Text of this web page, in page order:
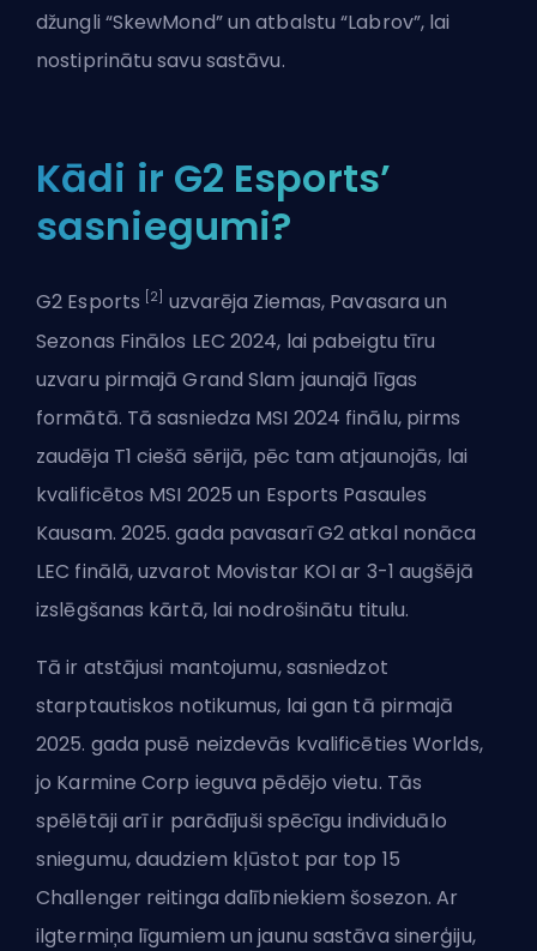
džungli “SkewMond” un atbalstu “Labrov”, lai
nostiprinātu savu sastāvu.
Kādi ir G2 Esports’
sasniegumi?
G2 Esports [2]
uzvarēja Ziemas, Pavasara un
Sezonas Finālos LEC 2024, lai pabeigtu tīru
uzvaru pirmajā Grand Slam jaunajā līgas
formātā. Tā sasniedza MSI 2024 finālu, pirms
zaudēja T1 ciešā sērijā, pēc tam atjaunojās, lai
kvalificētos MSI 2025 un Esports Pasaules
Kausam. 2025. gada pavasarī G2 atkal nonāca
LEC finālā, uzvarot Movistar KOI ar 3-1 augšējā
izslēgšanas kārtā, lai nodrošinātu titulu.
Tā ir atstājusi mantojumu, sasniedzot
starptautiskos notikumus, lai gan tā pirmajā
2025. gada pusē neizdevās kvalificēties Worlds,
jo Karmine Corp ieguva pēdējo vietu. Tās
spēlētāji arī ir parādījuši spēcīgu individuālo
sniegumu, daudziem kļūstot par top 15
Challenger reitinga dalībniekiem šosezon. Ar
ilgtermiņa līgumiem un jaunu sastāva sinerģiju,